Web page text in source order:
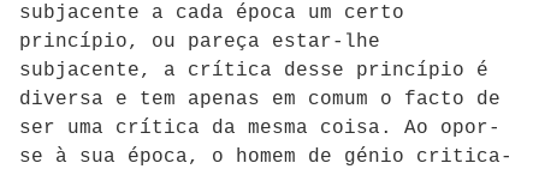
subjacente a cada época um certo
princípio, ou pareça estar-lhe
subjacente, a crítica desse princípio é
diversa e tem apenas em comum o facto de
ser uma crítica da mesma coisa. Ao opor-
se à sua época, o homem de génio critica-